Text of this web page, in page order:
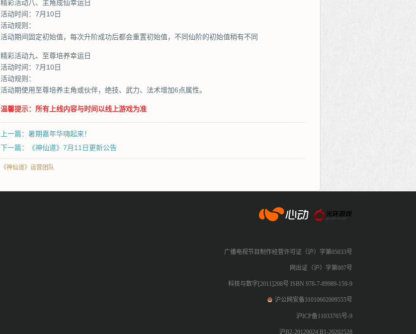
精彩活动八、主角成仙幸运日
活动时间：7月10日
活动规则：
活动期间固定初始值，每次升阶成功后都会重置初始值，不同仙阶的初始值稍有不同
精彩活动九、至尊培养幸运日
活动时间：7月10日
活动规则：
活动期使用至尊培养主角或伙伴，绝技、武力、法术增加6点属性。
温馨提示：所有上线内容与时间以线上游戏为准
上一篇：暑期嘉年华嗨起来！
下一篇：《神仙道》7月11日更新公告
《神仙道》运营团队
广播电视节目制作经营许可证（沪）字第05033号
网出证（沪）字第007号
科技与数字[2011]208号 ISBN 978-7-89989-159-9
沪公网安备31010602009555号
沪ICP备11033765号-9
沪B2-20120024 B1-20202528
心动网络